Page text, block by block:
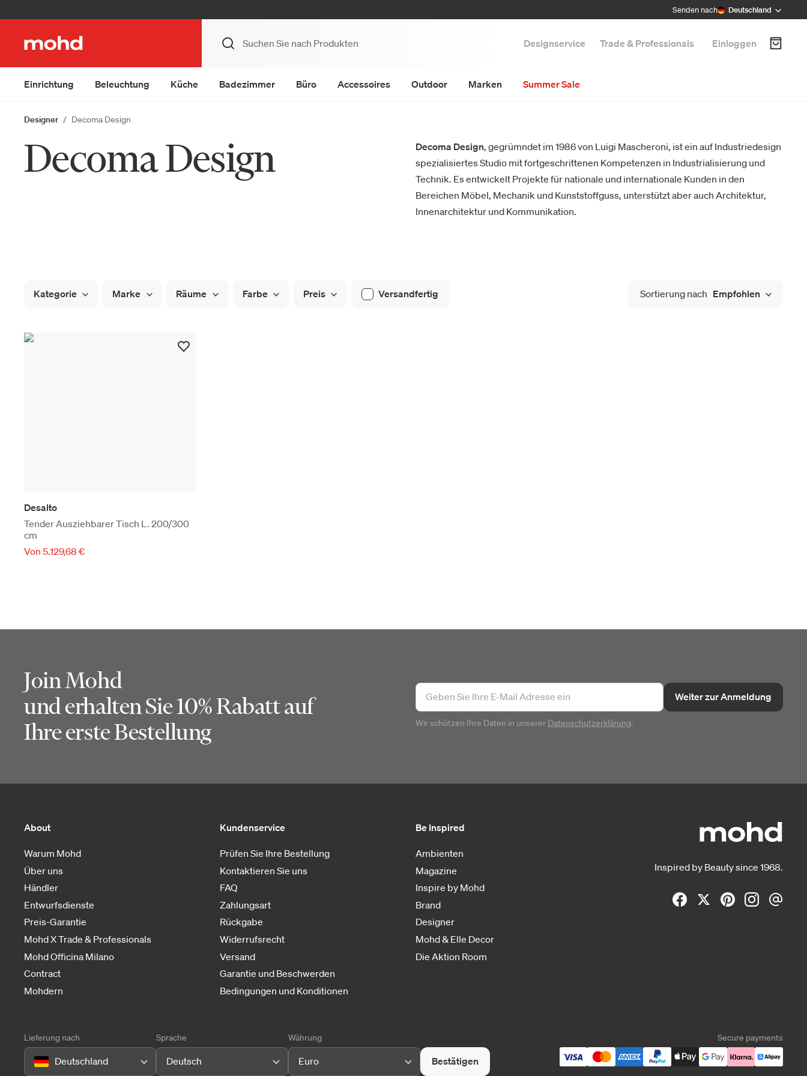
Senden nach Deutschland
Designservice Trade & Professionals Einloggen
Einrichtung Beleuchtung Küche Badezimmer Büro Accessoires Outdoor Marken Summer Sale
Designer Decoma Design
Decoma Design Decoma Design, gegrümndet im 1986 von Luigi Mascheroni, ist ein auf Industriedesign
spezialisiertes Studio mit fortgeschrittenen Kompetenzen in Industrialisierung und
Technik. Es entwickelt Projekte für nationale und internationale Kunden in den
Bereichen Möbel, Mechanik und Kunststoffguss, unterstützt aber auch Architektur,
Innenarchitektur und Kommunikation.
Kategorie Marke Räume Farbe Preis Versandfertig Sortierung nach Empfohlen
Desalto
Tender Ausziehbarer Tisch L. 200/300
cm
Von 5.129,68 €
Join Mohd
und erhalten Sie 10% Rabatt auf
Ihre erste Bestellung
Weiter zur Anmeldung
Wir schützen Ihre Daten in unserer Datenschutzerklärung.
Inspired by Beauty since 1968.
About
Warum Mohd
Über uns
Händler
Entwurfsdienste
Preis-Garantie
Mohd X Trade & Professionals
Mohd Officina Milano
Contract
Mohdern
Kundenservice
Prüfen Sie Ihre Bestellung
Kontaktieren Sie uns
FAQ
Zahlungsart
Rückgabe
Widerrufsrecht
Versand
Garantie und Beschwerden
Bedingungen und Konditionen
Be Inspired
Ambienten
Magazine
Inspire by Mohd
Brand
Designer
Mohd & Elle Decor
Die Aktion Room
Lieferung nach
Deutschland
Sprache
Deutsch
Währung
Euro Bestätigen
Secure payments